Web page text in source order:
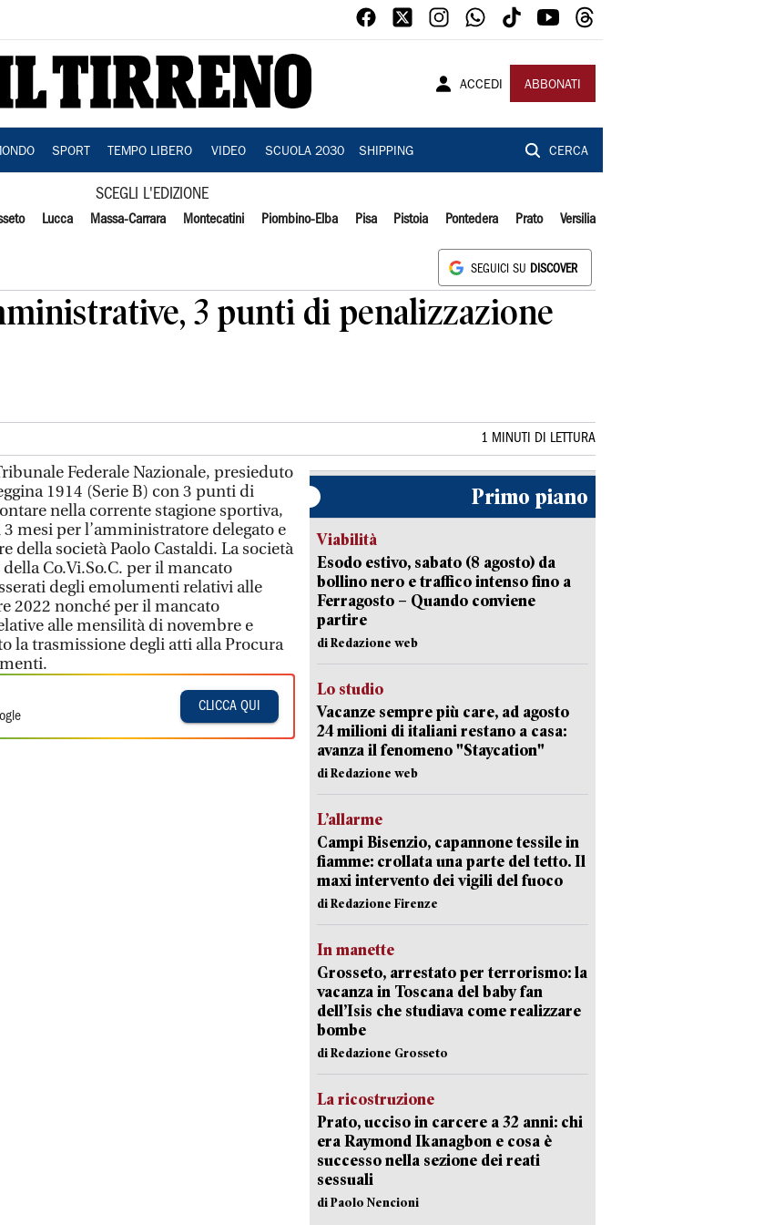
ACCEDI ABBONATI
SPORT TEMPO LIBERO VIDEO SCUOLA 2030 SHIPPING CERCA
SCEGLI L'EDIZIONE
Lucca Massa-Carrara Montecatini Piombino-Elba Pisa Pistoia Pontedera Prato Versilia
SEGUICI SU DISCOVER
3 punti di penalizzazione
1 MINUTI DI LETTURA
Federale Nazionale, presieduto
1914 (Serie B) con 3 punti di
nella corrente stagione sportiva,
mesi per l’amministratore delegato e
della società Paolo Castaldi. La società
Co.Vi.So.C. per il mancato
degli emolumenti relativi alle
2022 nonché per il mancato
alle mensilità di novembre e
la trasmissione degli atti alla Procura
CLICCA QUI
Primo piano
Viabilità
Esodo estivo, sabato (8 agosto) da
bollino nero e traffico intenso fino a
Ferragosto – Quando conviene
partire
di Redazione web
Lo studio
Vacanze sempre più care, ad agosto
24 milioni di italiani restano a casa:
avanza il fenomeno "Staycation"
di Redazione web
L’allarme
Campi Bisenzio, capannone tessile in
fiamme: crollata una parte del tetto. Il
maxi intervento dei vigili del fuoco
di Redazione Firenze
In manette
Grosseto, arrestato per terrorismo: la
vacanza in Toscana del baby fan
dell’Isis che studiava come realizzare
bombe
di Redazione Grosseto
La ricostruzione
Prato, ucciso in carcere a 32 anni: chi
era Raymond Ikanagbon e cosa è
successo nella sezione dei reati
sessuali
di Paolo Nencioni